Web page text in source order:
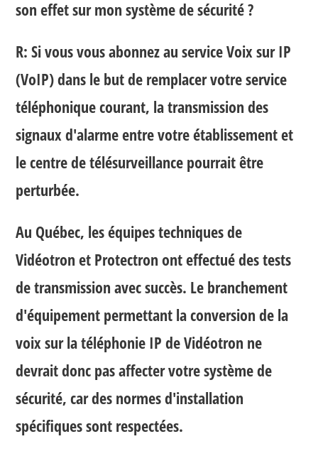
son effet sur mon système de sécurité ?
R: Si vous vous abonnez au service Voix sur IP
(VoIP) dans le but de remplacer votre service
téléphonique courant, la transmission des
signaux d'alarme entre votre établissement et
le centre de télésurveillance pourrait être
perturbée.
Au Québec, les équipes techniques de
Vidéotron et Protectron ont effectué des tests
de transmission avec succès. Le branchement
d'équipement permettant la conversion de la
voix sur la téléphonie IP de Vidéotron ne
devrait donc pas affecter votre système de
sécurité, car des normes d'installation
spécifiques sont respectées.